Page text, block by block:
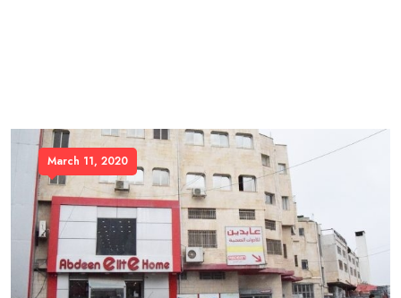
March 11, 2020